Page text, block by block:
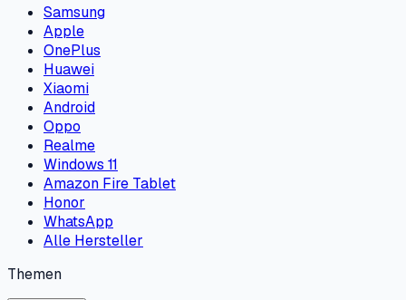
Samsung
Apple
OnePlus
Huawei
Xiaomi
Android
Oppo
Realme
Windows 11
Amazon Fire Tablet
Honor
WhatsApp
Alle Hersteller
Themen